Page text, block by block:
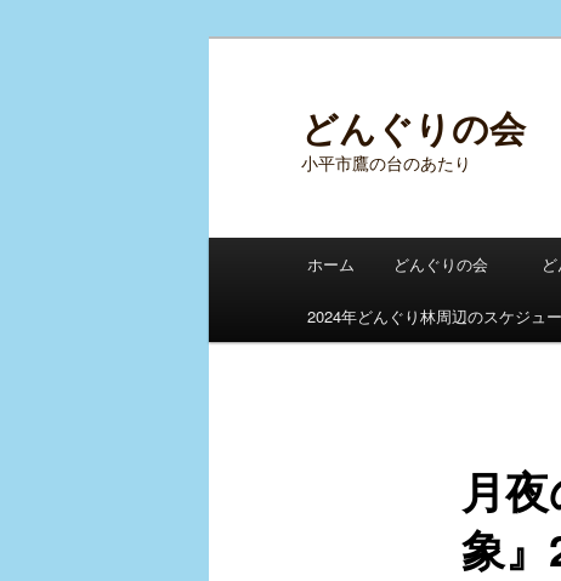
どんぐりの会
小平市鷹の台のあたり
メ
ホーム どんぐりの会
2024年どんぐり林周辺のスケジュ
月
象